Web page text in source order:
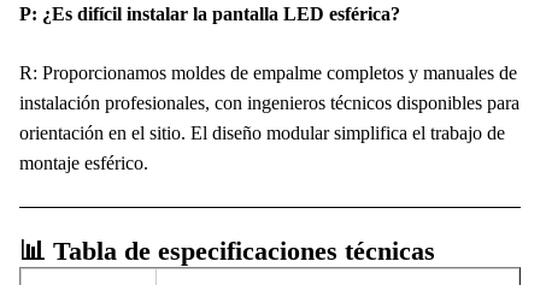
P: ¿Es difícil instalar la pantalla LED esférica?
R: Proporcionamos moldes de empalme completos y manuales de
instalación profesionales, con ingenieros técnicos disponibles para
orientación en el sitio. El diseño modular simplifica el trabajo de
montaje esférico.
📊 Tabla de especificaciones técnicas